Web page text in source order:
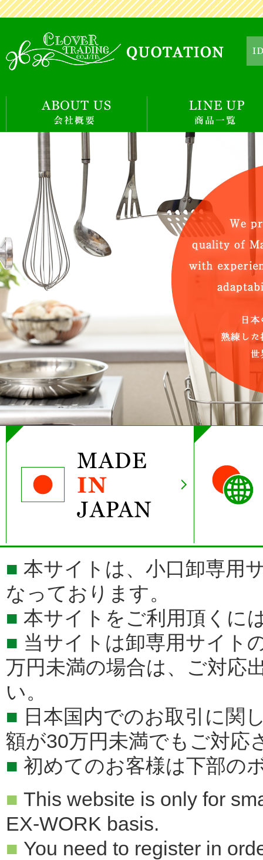
■ 本サイトは、小口卸専用
なっております。
■ 本サイトをご利用頂くに
■ 当サイトは卸専用サイト
万円未満の場合は、ご対応
い。
■ 日本国内でのお取引に関
額が30万円未満でもご対応
■ 初めてのお客様は下部の
■ This website is only for
EX-WORK basis.
■ You need to register in